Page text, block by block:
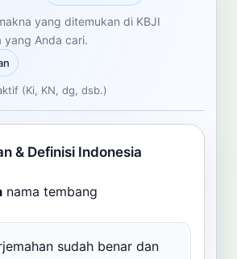
Jawa
yang ditemukan di KBJI
yang Anda cari.
(Ki, KN, dg, dsb.)
& Definisi Indonesia
nama tembang
sudah benar dan